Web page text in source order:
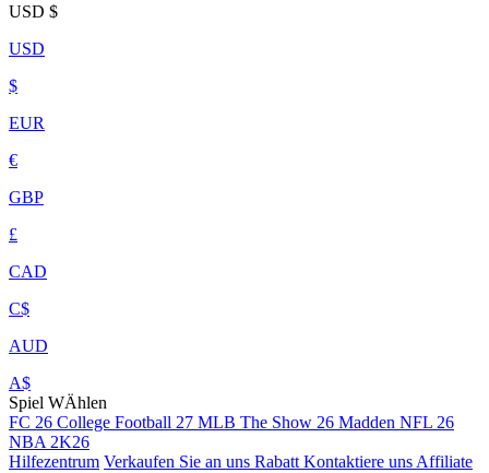
USD $
USD
$
EUR
€
GBP
£
CAD
C$
AUD
A$
Spiel WÄhlen
FC 26 College Football 27 MLB The Show 26 Madden NFL 26
NBA 2K26
Hilfezentrum Verkaufen Sie an uns Rabatt Kontaktiere uns Affiliate